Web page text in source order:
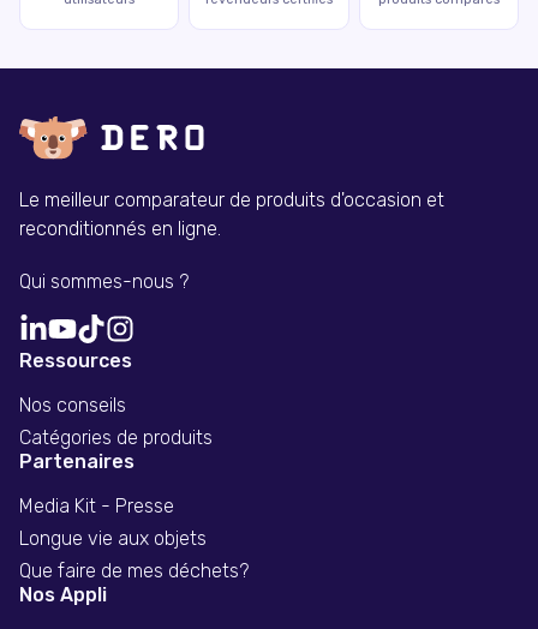
Le meilleur comparateur de produits d'occasion et
reconditionnés en ligne.
Qui sommes-nous ?
Ressources
Nos conseils
Catégories de produits
Partenaires
Media Kit - Presse
Longue vie aux objets
Que faire de mes déchets?
Nos Appli